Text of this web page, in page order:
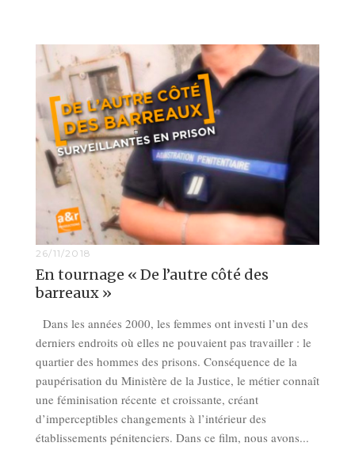
26/11/2018
En tournage « De l’autre côté des
barreaux »
Dans les années 2000, les femmes ont investi l’un des
derniers endroits où elles ne pouvaient pas travailler : le
quartier des hommes des prisons. Conséquence de la
paupérisation du Ministère de la Justice, le métier connaît
une féminisation récente et croissante, créant
d’imperceptibles changements à l’intérieur des
établissements pénitenciers. Dans ce film, nous avons...